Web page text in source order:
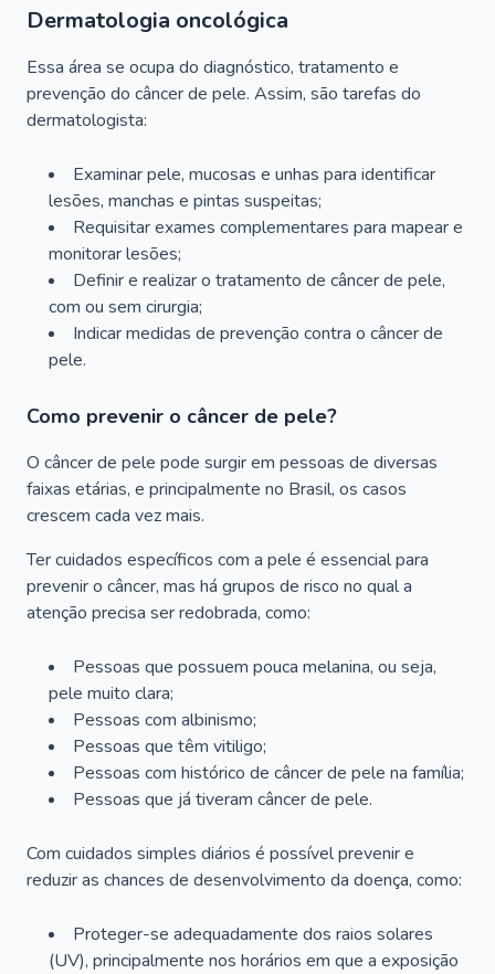
Dermatologia oncológica
Essa área se ocupa do diagnóstico, tratamento e
prevenção do câncer de pele. Assim, são tarefas do
dermatologista:
Examinar pele, mucosas e unhas para identificar
lesões, manchas e pintas suspeitas;
Requisitar exames complementares para mapear e
monitorar lesões;
Definir e realizar o tratamento de câncer de pele,
com ou sem cirurgia;
Indicar medidas de prevenção contra o câncer de
pele.
Como prevenir o câncer de pele?
O câncer de pele pode surgir em pessoas de diversas
faixas etárias, e principalmente no Brasil, os casos
crescem cada vez mais.
Ter cuidados específicos com a pele é essencial para
prevenir o câncer, mas há grupos de risco no qual a
atenção precisa ser redobrada, como:
Pessoas que possuem pouca melanina, ou seja,
pele muito clara;
Pessoas com albinismo;
Pessoas que têm vitiligo;
Pessoas com histórico de câncer de pele na família;
Pessoas que já tiveram câncer de pele.
Com cuidados simples diários é possível prevenir e
reduzir as chances de desenvolvimento da doença, como:
Proteger-se adequadamente dos raios solares
(UV), principalmente nos horários em que a exposição